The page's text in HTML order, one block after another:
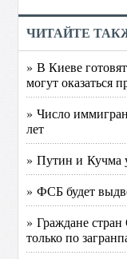
ЧИТАЙТЕ
» В Киеве
могут оказаться
» Число
лет
» Путин и Кучма
» ФСБ будет
» Граждане
только по